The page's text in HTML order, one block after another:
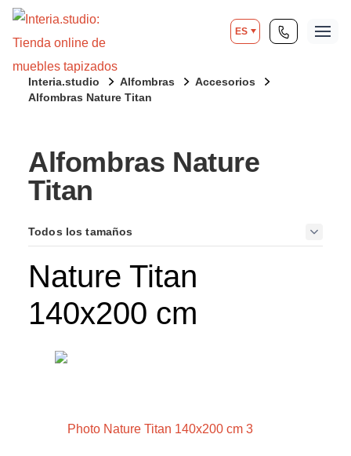
ES
Interia.studio Alfombras
Accesorios
Alfombras Nature Titan
Alfombras Nature
Titan
Todos los tamaños
Nature Titan
140x200 cm